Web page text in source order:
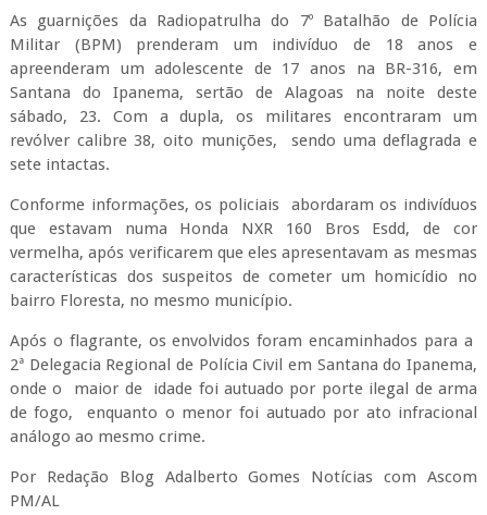
As guarnições da Radiopatrulha do 7º Batalhão de Polícia
Militar (BPM) prenderam um indivíduo de 18 anos e
apreenderam um adolescente de 17 anos na BR-316, em
Santana do Ipanema, sertão de Alagoas na noite deste
sábado, 23. Com a dupla, os militares encontraram um
revólver calibre 38, oito munições, sendo uma deflagrada e
sete intactas.
Conforme informações, os policiais abordaram os indivíduos
que estavam numa Honda NXR 160 Bros Esdd, de cor
vermelha, após verificarem que eles apresentavam as mesmas
características dos suspeitos de cometer um homicídio no
bairro Floresta, no mesmo município.
Após o flagrante, os envolvidos foram encaminhados para a
2ª Delegacia Regional de Polícia Civil em Santana do Ipanema,
onde o maior de idade foi autuado por porte ilegal de arma
de fogo, enquanto o menor foi autuado por ato infracional
análogo ao mesmo crime.
Por Redação Blog Adalberto Gomes Notícias com Ascom
PM/AL